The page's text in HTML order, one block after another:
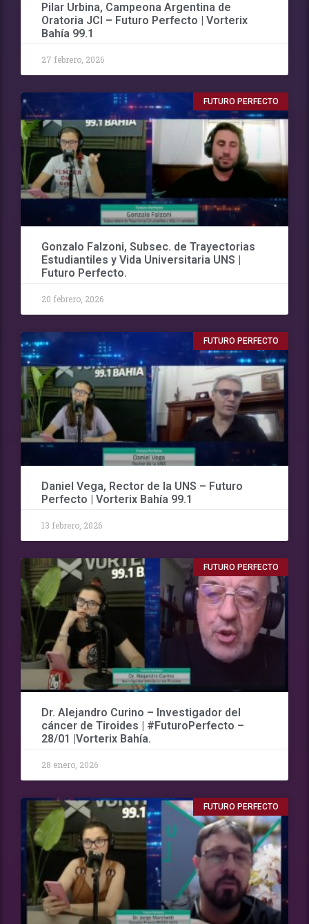
Pilar Urbina, Campeona Argentina de
Oratoria JCI – Futuro Perfecto | Vorterix
Bahía 99.1
27 febrero, 2026
FUTURO PERFECTO
Gonzalo Falzoni, Subsec. de Trayectorias
Estudiantiles y Vida Universitaria UNS |
Futuro Perfecto.
20 febrero, 2026
FUTURO PERFECTO
Daniel Vega, Rector de la UNS – Futuro
Perfecto | Vorterix Bahía 99.1
13 febrero, 2026
FUTURO PERFECTO
Dr. Alejandro Curino – Investigador del
cáncer de Tiroides | #FuturoPerfecto –
28/01 |Vorterix Bahía.
28 enero, 2026
FUTURO PERFECTO